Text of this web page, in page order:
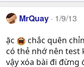
MrQuay 1/9/13
ặc
chắc quên
có thẻ nhớ nên test
vậy xóa bài đi đừng